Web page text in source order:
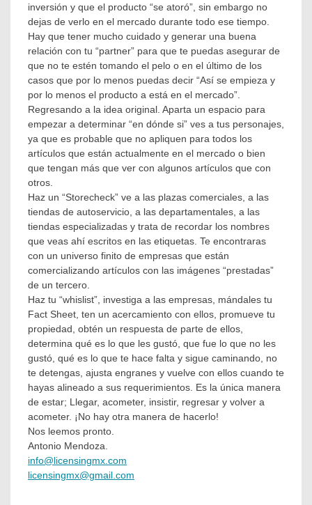
inversión y que el producto “se atoró”, sin embargo no
dejas de verlo en el mercado durante todo ese tiempo.
Hay que tener mucho cuidado y generar una buena
relación con tu “partner” para que te puedas asegurar de
que no te estén tomando el pelo o en el último de los
casos que por lo menos puedas decir “Así se empieza y
por lo menos el producto a está en el mercado”.
Regresando a la idea original. Aparta un espacio para
empezar a determinar “en dónde si” ves a tus personajes,
ya que es probable que no apliquen para todos los
artículos que están actualmente en el mercado o bien
que tengan más que ver con algunos artículos que con
otros.
Haz un “Storecheck” ve a las plazas comerciales, a las
tiendas de autoservicio, a las departamentales, a las
tiendas especializadas y trata de recordar los nombres
que veas ahí escritos en las etiquetas. Te encontraras
con un universo finito de empresas que están
comercializando artículos con las imágenes “prestadas”
de un tercero.
Haz tu “whislist”, investiga a las empresas, mándales tu
Fact Sheet, ten un acercamiento con ellos, promueve tu
propiedad, obtén un respuesta de parte de ellos,
determina qué es lo que les gustó, que fue lo que no les
gustó, qué es lo que te hace falta y sigue caminando, no
te detengas, ajusta engranes y vuelve con ellos cuando te
hayas alineado a sus requerimientos. Es la única manera
de estar; Llegar, acometer, insistir, regresar y volver a
acometer. ¡No hay otra manera de hacerlo!
Nos leemos pronto.
Antonio Mendoza.
info@licensingmx.com
licensingmx@gmail.com